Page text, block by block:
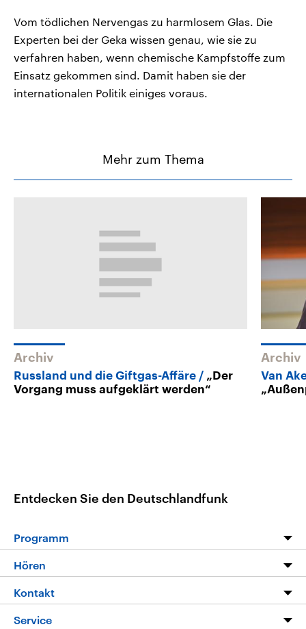
Vom tödlichen Nervengas zu harmlosem Glas. Die
Experten bei der Geka wissen genau, wie sie zu
verfahren haben, wenn chemische Kampfstoffe zum
Einsatz gekommen sind. Damit haben sie der
internationalen Politik einiges voraus.
Mehr zum Thema
Archiv
Russland und die Giftgas-Affäre
„Der
Vorgang muss aufgeklärt werden“
Archiv
Van
Entdecken Sie den Deutschlandfunk
Programm
Programm
Die Nachrichten
Hören
Livestream
Kontakt
Hörerservice
Service